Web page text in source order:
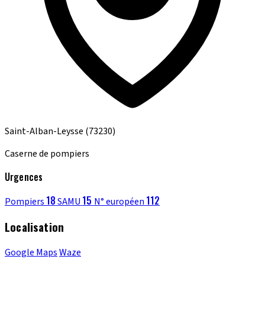
Saint-Alban-Leysse (73230)
Caserne de pompiers
Urgences
Pompiers 18SAMU 15 N° européen 112
Localisation
Google MapsWaze